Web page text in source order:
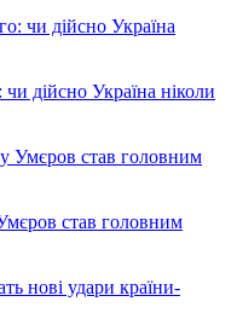
дійсно Україна ніколи
став головним